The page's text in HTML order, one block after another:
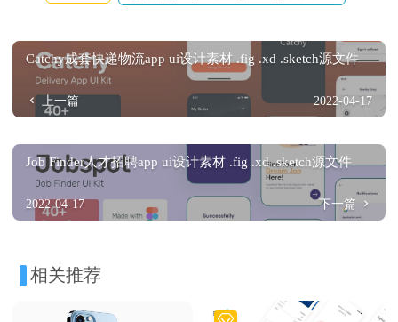
Catchy成套快递物流app ui设计素材 .fig .xd .sketch源文件
上一篇 2022-04-17
Job Finder人才招聘app ui设计素材 .fig .xd .sketch源文件
2022-04-17 下一篇
相关推荐